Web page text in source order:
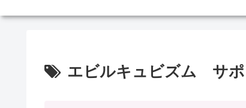
エビルキュビズム サポ